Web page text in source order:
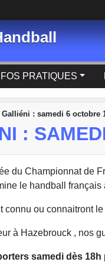
PRATIQUES
Galliéni : samedi 6 octobre
:
du Championnat de
le handball français
connu ou connaitront
à Hazebrouck , nos
samedi dès